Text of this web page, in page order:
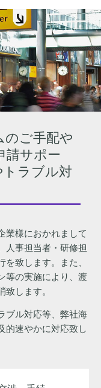
のご手配や
請サポー
トラブル対
業様におかれまして
人事担当者・研修担
致します。また、
等の実施により、渡
します。
ブル対応等、弊社海
的速やかに対応致し